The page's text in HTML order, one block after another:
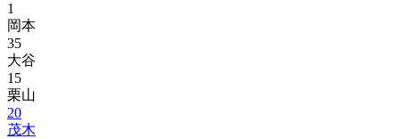
1
岡本
35
大谷
15
栗山
20
茂木